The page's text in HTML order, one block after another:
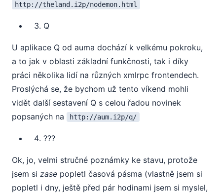
http://theland.i2p/nodemon.html
Q
U aplikace Q od auma dochází k velkému pokroku,
a to jak v oblasti základní funkčnosti, tak i díky
práci několika lidí na různých xmlrpc frontendech.
Proslýchá se, že bychom už tento víkend mohli
vidět další sestavení Q s celou řadou novinek
popsaných na
http://aum.i2p/q/
???
Ok, jo, velmi stručné poznámky ke stavu, protože
jsem si zase popletl časová pásma (vlastně jsem si
popletl i dny, ještě před pár hodinami jsem si myslel,